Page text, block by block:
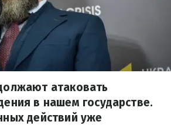
атаковать
в нашем государстве.
действий уже